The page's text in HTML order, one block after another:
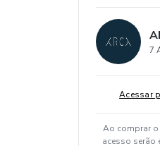
7
Acessar
Ao comprar
acesso serão